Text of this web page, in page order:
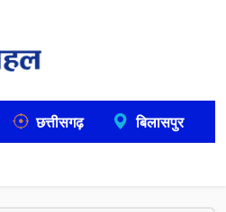
छत्तीसगढ़ बिलासपुर